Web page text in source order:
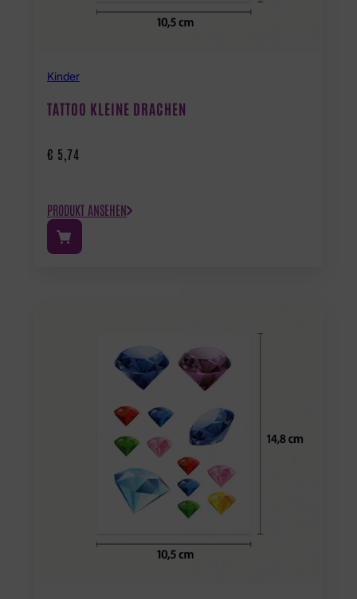
Kinder
TATTOO KLEINE DRACHEN
€ 5,74
PRODUKT ANSEHEN